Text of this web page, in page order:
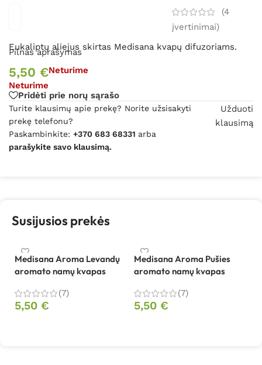
(4
įvertinimai)
Eukaliptų aliejus skirtas Medisana kvapų difuzoriams.
Pilnas aprašymas
5,50 €Neturime
Neturime
Pridėti prie norų sąrašo
Turite klausimų apie prekę? Norite užsisakyti
prekę telefonu?
Paskambinkite: +370 683 68331 arba
parašykite savo klausimą.
Užduoti
klausimą
Susijusios prekės
Medisana Aroma Levandų
aromato namų kvapas
(7)
5,50 €
Medisana Aroma Pušies
aromato namų kvapas
(7)
5,50 €